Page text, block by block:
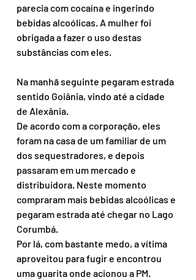
parecia com cocaína e ingerindo
bebidas alcoólicas. A mulher foi
obrigada a fazer o uso destas
substâncias com eles.
Na manhã seguinte pegaram estrada
sentido Goiânia, vindo até a cidade
de Alexânia.
De acordo com a corporação, eles
foram na casa de um familiar de um
dos sequestradores, e depois
passaram em um mercado e
distribuidora. Neste momento
compraram mais bebidas alcoólicas e
pegaram estrada até chegar no Lago
Corumbá.
Por lá, com bastante medo, a vítima
aproveitou para fugir e encontrou
uma guarita onde acionou a PM.